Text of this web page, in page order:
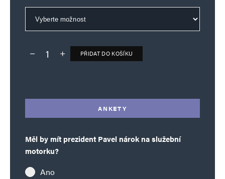
Deník TO – verze bez reklam množství
PŘIDAT DO KOŠÍKU
ANKETY
Měl by mít prezident Pavel nárok na služební
motorku?
Ano